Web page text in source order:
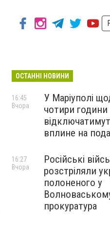
ОСТАННІ НОВИНИ
У Маріуполі
чотири години
вплине на
16:45
Вчора
Російські
розстріляли
полоненого у
прокуратура
16:27
Вчора